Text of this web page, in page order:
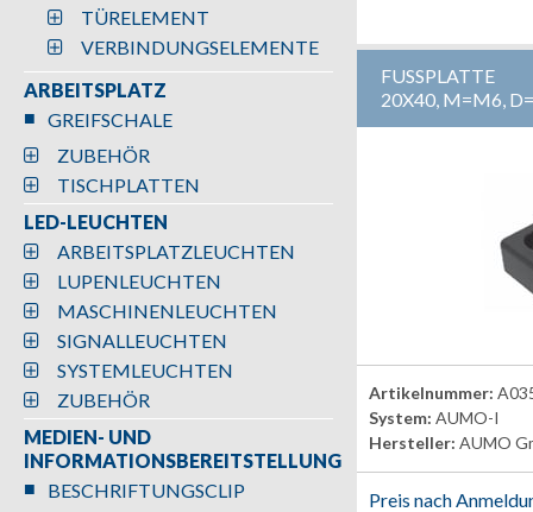
TÜRELEMENT
VERBINDUNGSELEMENTE
ARBEITSPLATZ
GREIFSCHALE
ZUBEHÖR
TISCHPLATTEN
LED-LEUCHTEN
ARBEITSPLATZLEUCHTEN
LUPENLEUCHTEN
MASCHINENLEUCHTEN
SIGNALLEUCHTEN
SYSTEMLEUCHTEN
ZUBEHÖR
MEDIEN- UND
INFORMATIONSBEREITSTELLUNG
BESCHRIFTUNGSCLIP
FUSSPLATTE
20X40, M=M6,
Artikelnummer:
System: AUMO-I
Hersteller: AUMO
Preis nach